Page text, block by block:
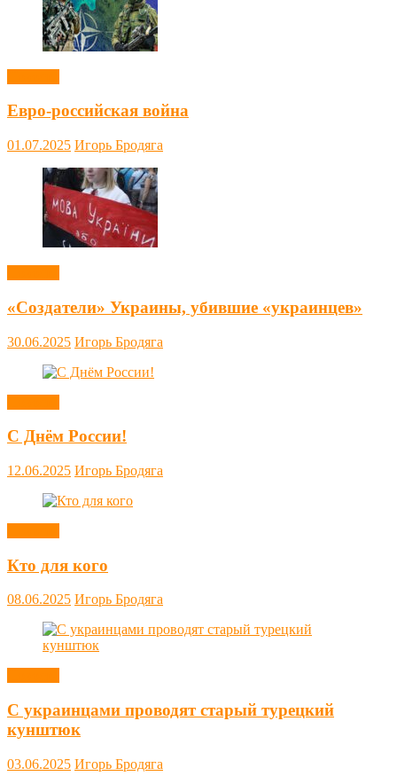
Евро-российская война
01.07.2025 Игорь Бродяга
«Создатели» Украины, убившие «украинцев»
30.06.2025 Игорь Бродяга
С Днём России!
12.06.2025 Игорь Бродяга
Кто для кого
08.06.2025 Игорь Бродяга
С украинцами проводят старый турецкий
кунштюк
03.06.2025 Игорь Бродяга